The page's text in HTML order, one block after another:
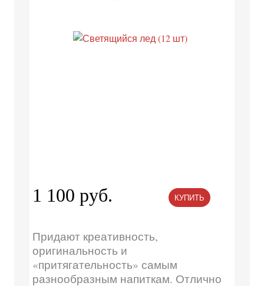
1 100 руб. КУПИТЬ
Придают креативность,
оригинальность и
«притягательность» самым
разнообразным напиткам. Отлично